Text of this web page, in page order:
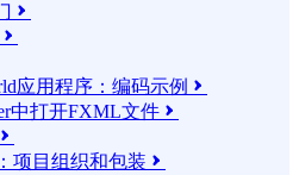


应用程序：编码示例 
中打开FXML文件 

项目组织和包装 